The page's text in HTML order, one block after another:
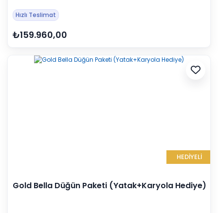
Hızlı Teslimat
₺159.960,00
HEDİYELİ
Gold Bella Düğün Paketi (Yatak+Karyola Hediye)